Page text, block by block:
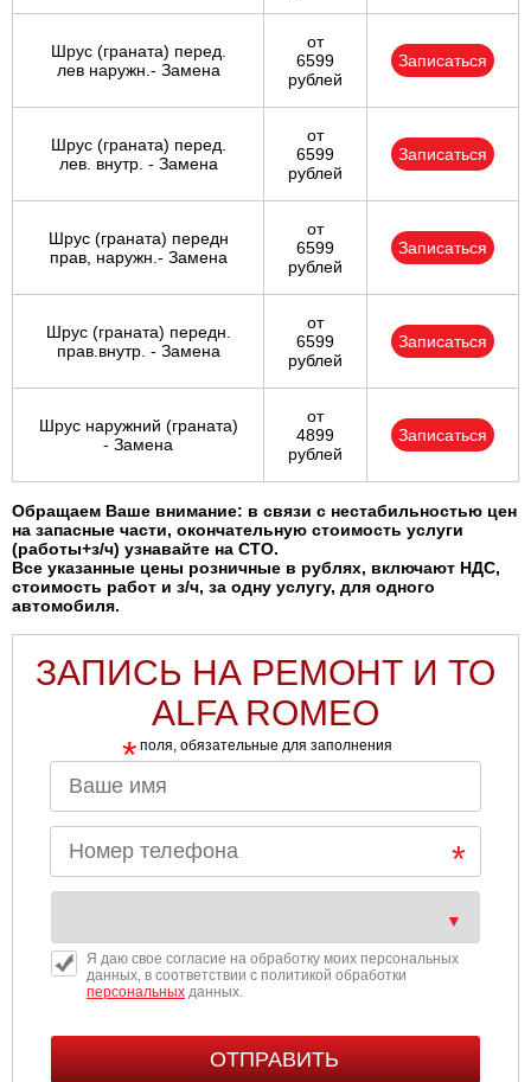
Шрус (граната) перед.
лев наружн.- Замена
от
6599
рублей
Записаться
Шрус (граната) перед.
лев. внутр. - Замена
от
6599
рублей
Записаться
Шрус (граната) передн
прав, наружн.- Замена
от
6599
рублей
Записаться
Шрус (граната) передн.
прав.внутр. - Замена
от
6599
рублей
Записаться
Шрус наружний (граната)
- Замена
от
4899
рублей
Записаться
Обращаем Ваше внимание: в связи с нестабильностью цен
на запасные части, окончательную стоимость услуги
(работы+з/ч) узнавайте на СТО.
Все указанные цены розничные в рублях, включают НДС,
стоимость работ и з/ч, за одну услугу, для одного
автомобиля.
ЗАПИСЬ НА РЕМОНТ И ТО
ALFA ROMEO
* поля, обязательные для заполнения
Я даю свое согласие на обработку моих персональных
данных, в соответствии с политикой обработки
персональныхданных.